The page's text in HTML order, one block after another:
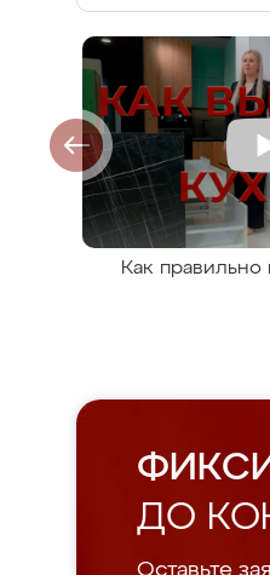
Как правильно
ДО
Оставьте